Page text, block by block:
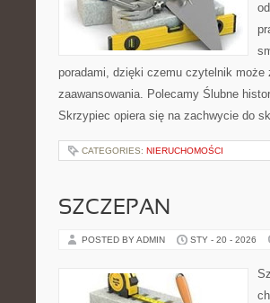
poradami, dzięki czemu czytelnik
zaawansowania. Polecamy Ślubne
Skrzypiec opiera się na zachwycie do
CATEGORIES: NIERUCHOMOŚCI
SZCZEPAN
POSTED BY ADMIN STY - 20 - 2026